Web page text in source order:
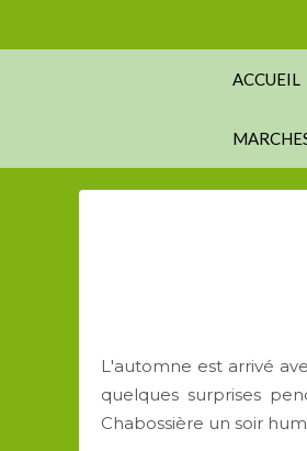
ACCUEIL
L'automne est arrivé
quelques surprises
Chabossière un soir